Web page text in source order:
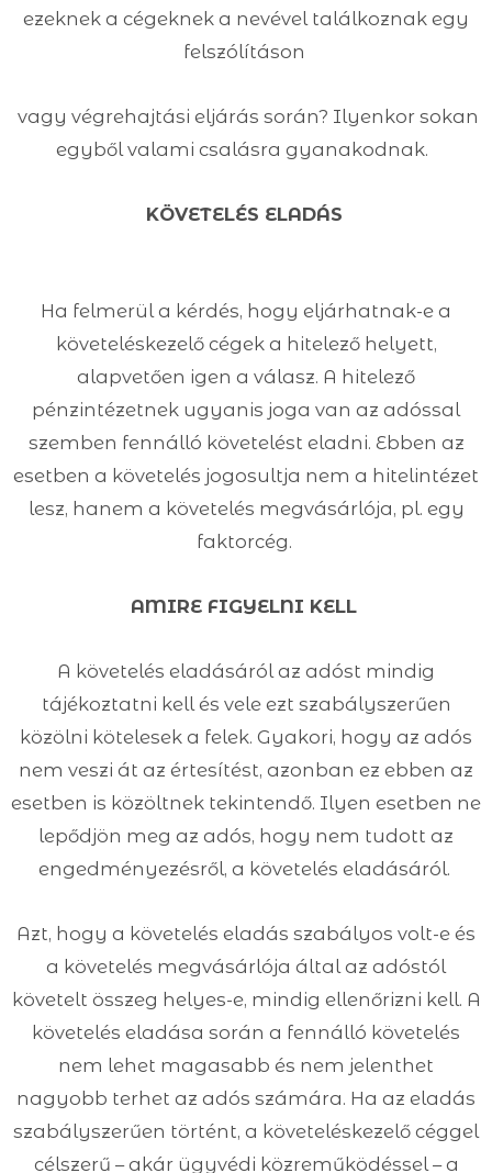
ezeknek a cégeknek a nevével találkoznak egy
felszólításon
vagy végrehajtási eljárás során? Ilyenkor sokan
egyből valami csalásra gyanakodnak.
KÖVETELÉS ELADÁS
Ha felmerül a kérdés, hogy eljárhatnak-e a
követeléskezelő cégek a hitelező helyett,
alapvetően igen a válasz. A hitelező
pénzintézetnek ugyanis joga van az adóssal
szemben fennálló követelést eladni. Ebben az
esetben a követelés jogosultja nem a hitelintézet
lesz, hanem a követelés megvásárlója, pl. egy
faktorcég.
AMIRE FIGYELNI KELL
A követelés eladásáról az adóst mindig
tájékoztatni kell és vele ezt szabályszerűen
közölni kötelesek a felek. Gyakori, hogy az adós
nem veszi át az értesítést, azonban ez ebben az
esetben is közöltnek tekintendő. Ilyen esetben ne
lepődjön meg az adós, hogy nem tudott az
engedményezésről, a követelés eladásáról.
Azt, hogy a követelés eladás szabályos volt-e és
a követelés megvásárlója által az adóstól
követelt összeg helyes-e, mindig ellenőrizni kell. A
követelés eladása során a fennálló követelés
nem lehet magasabb és nem jelenthet
nagyobb terhet az adós számára. Ha az eladás
szabályszerűen történt, a követeléskezelő céggel
célszerű – akár ügyvédi közreműködéssel – a